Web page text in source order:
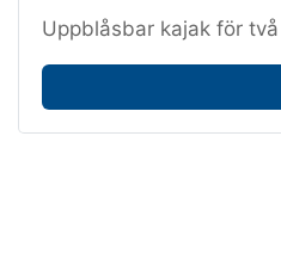
Uppblåsbar kajak för